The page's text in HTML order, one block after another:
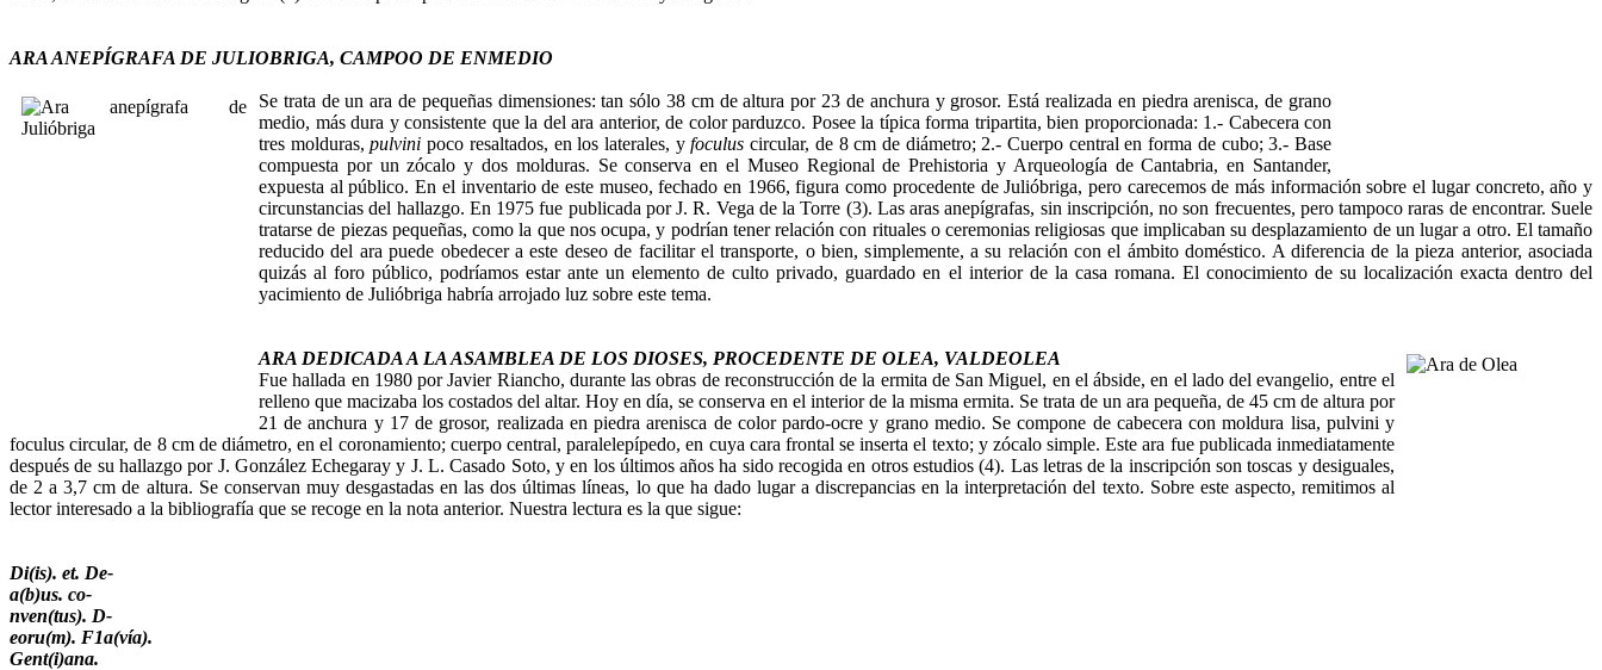
ARA ANEPÍGRAFA DE JULIOBRIGA, CAMPOO DE ENMEDIO
Se trata de un ara de pequeñas dimensiones: tan sólo 38 cm de altura por 23 de anchura y grosor. Está realizada en piedra arenisca, de grano
medio, más dura y consistente que la del ara anterior, de color parduzco. Posee la típica forma tripartita, bien proporcionada: 1.- Cabecera con
tres molduras,pulvini poco resaltados, en los laterales, yfoculus circular, de 8 cm de diámetro; 2.- Cuerpo central en forma de cubo; 3.- Base
compuesta por un zócalo y dos molduras. Se conserva en el Museo Regional de Prehistoria y Arqueología de Cantabria, en Santander,
expuesta al público. En el inventario de este museo, fechado en 1966, figura como procedente de Julióbriga, pero carecemos de más información sobre el lugar concreto, año y
circunstancias del hallazgo. En 1975 fue publicada por J. R. Vega de la Torre (3). Las aras anepígrafas, sin inscripción, no son frecuentes, pero tampoco raras de encontrar. Suele
tratarse de piezas pequeñas, como la que nos ocupa, y podrían tener relación con rituales o ceremonias religiosas que implicaban su desplazamiento de un lugar a otro. El tamaño
reducido del ara puede obedecer a este deseo de facilitar el transporte, o bien, simplemente, a su relación con el ámbito doméstico. A diferencia de la pieza anterior, asociada
quizás al foro público, podríamos estar ante un elemento de culto privado, guardado en el interior de la casa romana. El conocimiento de su localización exacta dentro del
yacimiento de Julióbriga habría arrojado luz sobre este tema.
ARA DEDICADA A LA ASAMBLEA DE LOS DIOSES, PROCEDENTE DE OLEA, VALDEOLEA
Fue hallada en 1980 por Javier Riancho, durante las obras de reconstrucción de la ermita de San Miguel, en el ábside, en el lado del evangelio, entre el
relleno que macizaba los costados del altar. Hoy en día, se conserva en el interior de la misma ermita. Se trata de un ara pequeña, de 45 cm de altura por
21 de anchura y 17 de grosor, realizada en piedra arenisca de color pardo-ocre y grano medio. Se compone de cabecera con moldura lisa, pulvini y
foculus circular, de 8 cm de diámetro, en el coronamiento; cuerpo central, paralelepípedo, en cuya cara frontal se inserta el texto; y zócalo simple. Este ara fue publicada inmediatamente
después de su hallazgo por J. González Echegaray y J. L. Casado Soto, y en los últimos años ha sido recogida en otros estudios (4). Las letras de la inscripción son toscas y desiguales,
de 2 a 3,7 cm de altura. Se conservan muy desgastadas en las dos últimas líneas, lo que ha dado lugar a discrepancias en la interpretación del texto. Sobre este aspecto, remitimos al
lector interesado a la bibliografía que se recoge en la nota anterior. Nuestra lectura es la que sigue:
Di(is). et. De-
a(b)us. co­-
nven(tus). D­-
eoru(m). F1a(vía).
Gent(i)ana.